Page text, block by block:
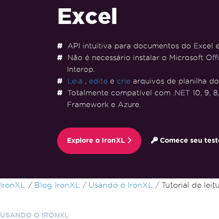
Excel
API intuitiva para documentos do Excel
Não é necessário instalar o Microsoft
Interop.
Leia , edite e crie arquivos de planilha do
Totalmente compatível com .NET 10, 9, 8,
Framework e Azure.
Explore o IronXL Comece seu
Ir para o conteúdo do rodapé
IronXL Blog IronXL Usando o IronXL Tutorial de
USANDO O IRONXL